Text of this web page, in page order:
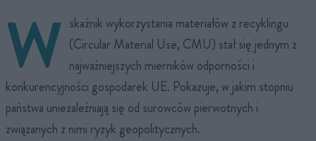
W skaźnik wykorzystania materiałów z recyklingu
(Circular Material Use, CMU) stał się jednym z
najważniejszych mierników odporności i
konkurencyjności gospodarek UE. Pokazuje, w jakim stopniu
państwa uniezależniają się od surowców pierwotnych i
związanych z nimi ryzyk geopolitycznych.